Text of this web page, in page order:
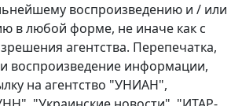
воспроизведению и / или
в любой форме, не иначе как с
агентства. Перепечатка,
воспроизведение информации,
на агентство "УНИАН",